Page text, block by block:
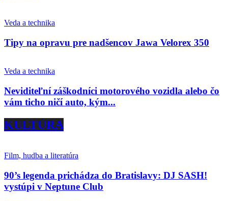
Veda a technika
Tipy na opravu pre nadšencov Jawa Velorex 350
Veda a technika
Neviditeľní záškodníci motorového vozidla alebo čo
vám ticho ničí auto, kým...
KULTÚRA
Film, hudba a literatúra
90’s legenda prichádza do Bratislavy: DJ SASH!
vystúpi v Neptune Club